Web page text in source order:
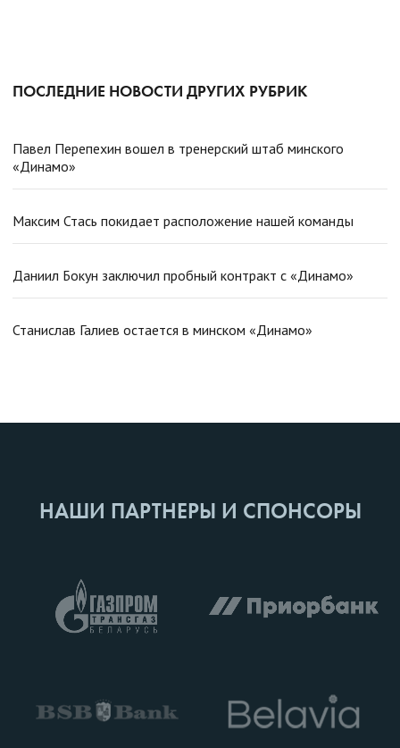
ПОСЛЕДНИЕ НОВОСТИ ДРУГИХ РУБРИК
Павел Перепехин вошел в тренерский штаб минского
«Динамо»
Максим Стась покидает расположение нашей команды
Даниил Бокун заключил пробный контракт с «Динамо»
Станислав Галиев остается в минском «Динамо»
НАШИ ПАРТНЕРЫ И СПОНСОРЫ